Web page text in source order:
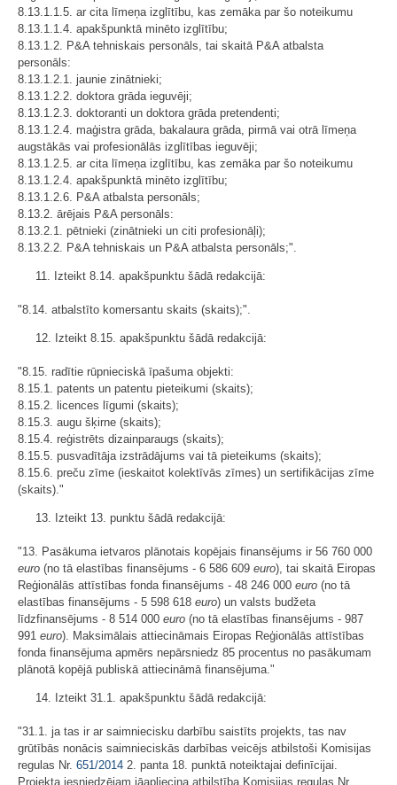
8.13.1.1.5. ar cita līmeņa izglītību, kas zemāka par šo noteikumu
8.13.1.1.4. apakšpunktā minēto izglītību;
8.13.1.2. P&A tehniskais personāls, tai skaitā P&A atbalsta
personāls:
8.13.1.2.1. jaunie zinātnieki;
8.13.1.2.2. doktora grāda ieguvēji;
8.13.1.2.3. doktoranti un doktora grāda pretendenti;
8.13.1.2.4. maģistra grāda, bakalaura grāda, pirmā vai otrā līmeņa
augstākās vai profesionālās izglītības ieguvēji;
8.13.1.2.5. ar cita līmeņa izglītību, kas zemāka par šo noteikumu
8.13.1.2.4. apakšpunktā minēto izglītību;
8.13.1.2.6. P&A atbalsta personāls;
8.13.2. ārējais P&A personāls:
8.13.2.1. pētnieki (zinātnieki un citi profesionāļi);
8.13.2.2. P&A tehniskais un P&A atbalsta personāls;".
11. Izteikt 8.14. apakšpunktu šādā redakcijā:
"8.14. atbalstīto komersantu skaits (skaits);".
12. Izteikt 8.15. apakšpunktu šādā redakcijā:
"8.15. radītie rūpnieciskā īpašuma objekti:
8.15.1. patents un patentu pieteikumi (skaits);
8.15.2. licences līgumi (skaits);
8.15.3. augu šķirne (skaits);
8.15.4. reģistrēts dizainparaugs (skaits);
8.15.5. pusvadītāja izstrādājums vai tā pieteikums (skaits);
8.15.6. preču zīme (ieskaitot kolektīvās zīmes) un sertifikācijas zīme
(skaits)."
13. Izteikt 13. punktu šādā redakcijā:
"13. Pasākuma ietvaros plānotais kopējais finansējums ir 56 760 000
euro (no tā elastības finansējums - 6 586 609 euro), tai skaitā Eiropas
Reģionālās attīstības fonda finansējums - 48 246 000 euro (no tā
elastības finansējums - 5 598 618 euro) un valsts budžeta
līdzfinansējums - 8 514 000 euro (no tā elastības finansējums - 987
991 euro). Maksimālais attiecināmais Eiropas Reģionālās attīstības
fonda finansējuma apmērs nepārsniedz 85 procentus no pasākumam
plānotā kopējā publiskā attiecināmā finansējuma."
14. Izteikt 31.1. apakšpunktu šādā redakcijā:
"31.1. ja tas ir ar saimniecisku darbību saistīts projekts, tas nav
grūtībās nonācis saimnieciskās darbības veicējs atbilstoši Komisijas
regulas Nr. 651/2014 2. panta 18. punktā noteiktajai definīcijai.
Projekta iesniedzējam jāapliecina atbilstība Komisijas regulas Nr.